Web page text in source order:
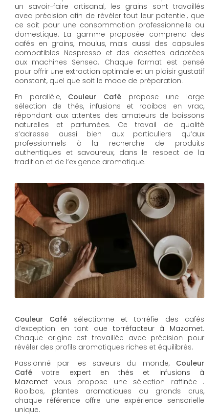
un savoir-faire artisanal, les grains sont travaillés
avec précision afin de révéler tout leur potentiel, que
ce soit pour une consommation professionnelle ou
domestique. La gamme proposée comprend des
cafés en grains, moulus, mais aussi des capsules
compatibles Nespresso et des dosettes adaptées
aux machines Senseo. Chaque format est pensé
pour offrir une extraction optimale et un plaisir gustatif
constant, quel que soit le mode de préparation.
En parallèle, Couleur Café propose une large
sélection de thés, infusions et rooibos en vrac,
répondant aux attentes des amateurs de boissons
naturelles et parfumées. Ce travail de qualité
s’adresse aussi bien aux particuliers qu’aux
professionnels à la recherche de produits
authentiques et savoureux, dans le respect de la
tradition et de l’exigence aromatique.
Couleur Café sélectionne et torréfie des cafés
d’exception en tant que torréfacteur à Mazamet.
Chaque origine est travaillée avec précision pour
révéler des profils aromatiques riches et équilibrés.
Passionné par les saveurs du monde, Couleur
Café votre expert en thés et infusions à
Mazamet vous propose une sélection raffinée .
Rooibos, plantes aromatiques ou grands crus,
chaque référence offre une expérience sensorielle
unique.